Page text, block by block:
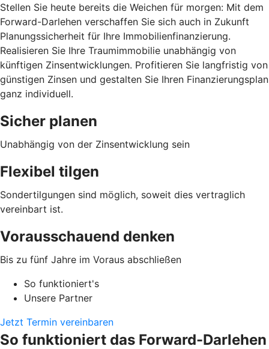
Stellen Sie heute bereits die Weichen für morgen: Mit dem
Forward-Darlehen verschaffen Sie sich auch in Zukunft
Planungssicherheit für Ihre Immobilienfinanzierung.
Realisieren Sie Ihre Traumimmobilie unabhängig von
künftigen Zinsentwicklungen. Profitieren Sie langfristig von
günstigen Zinsen und gestalten Sie Ihren Finanzierungsplan
ganz individuell.
Sicher planen
Unabhängig von der Zinsentwicklung sein
Flexibel tilgen
Sondertilgungen sind möglich, soweit dies vertraglich
vereinbart ist.
Vorausschauend denken
Bis zu fünf Jahre im Voraus abschließen
So funktioniert's
Unsere Partner
Jetzt Termin vereinbaren
So funktioniert das Forward-Darlehen